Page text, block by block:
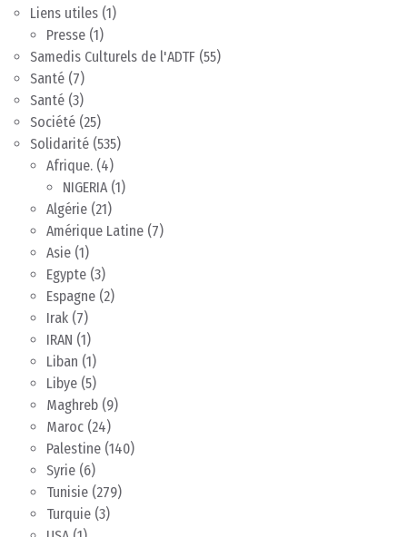
Liens utiles (1)
Presse (1)
Samedis Culturels de l'ADTF (55)
Santé (7)
Santé (3)
Société (25)
Solidarité (535)
Afrique. (4)
NIGERIA(1)
Algérie (21)
Amérique Latine (7)
Asie (1)
Egypte (3)
Espagne (2)
Irak (7)
IRAN (1)
Liban (1)
Libye (5)
Maghreb (9)
Maroc (24)
Palestine (140)
Syrie (6)
Tunisie (279)
Turquie (3)